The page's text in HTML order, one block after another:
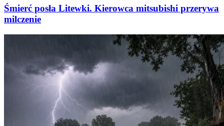
Śmierć posła Litewki. Kierowca mitsubishi przerywa
milczenie